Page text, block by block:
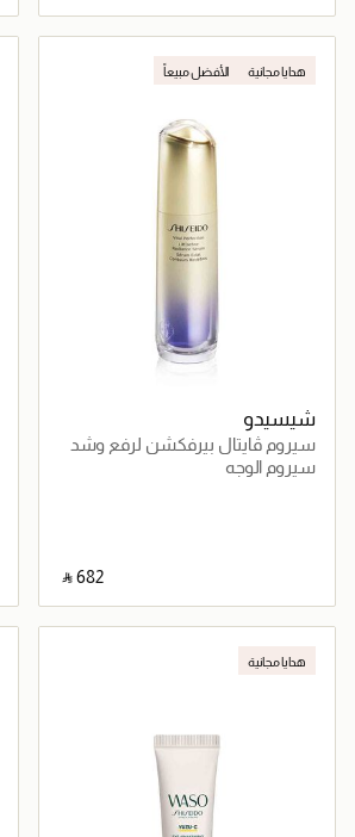
جاري تحميل التفاصيل
هدايا مجانية الأفضل مبيعاً
شيسيدو
سيروم ڤايتال بيرفكشن لرفع وشد
البشرة 40مل
سيروم الوجه
‎ ⃁ ⁦682⁩ ‎
جاري تحميل التفاصيل
هدايا مجانية